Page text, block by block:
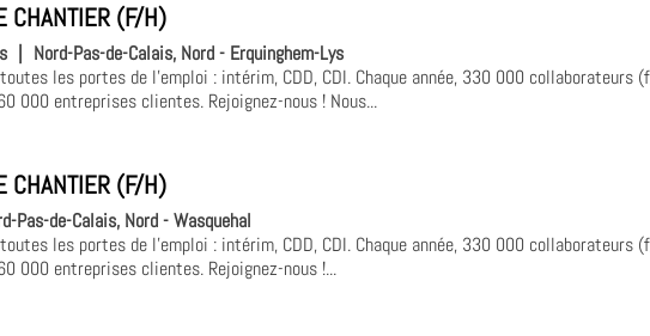
CHANTIER (F/H)
Nord-Pas-de-Calais, Nord - Erquinghem-Lys
les portes de l'emploi : intérim, CDD, CDI. Chaque année, 330 000 collaborateurs
000 entreprises clientes. Rejoignez-nous ! Nous...
CHANTIER (F/H)
Pas-de-Calais, Nord - Wasquehal
les portes de l'emploi : intérim, CDD, CDI. Chaque année, 330 000 collaborateurs
000 entreprises clientes. Rejoignez-nous !...